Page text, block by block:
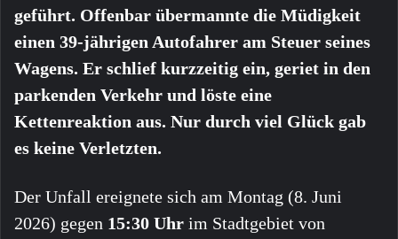
geführt. Offenbar übermannte die Müdigkeit
einen 39-jährigen Autofahrer am Steuer seines
Wagens. Er schlief kurzzeitig ein, geriet in den
parkenden Verkehr und löste eine
Kettenreaktion aus. Nur durch viel Glück gab
es keine Verletzten.
Der Unfall ereignete sich am Montag (8. Juni
2026) gegen 15:30 Uhr im Stadtgebiet von